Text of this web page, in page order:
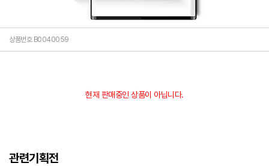
상품번호 B0040059
현재 판매중인 상품이 아닙니다.
관련기획전